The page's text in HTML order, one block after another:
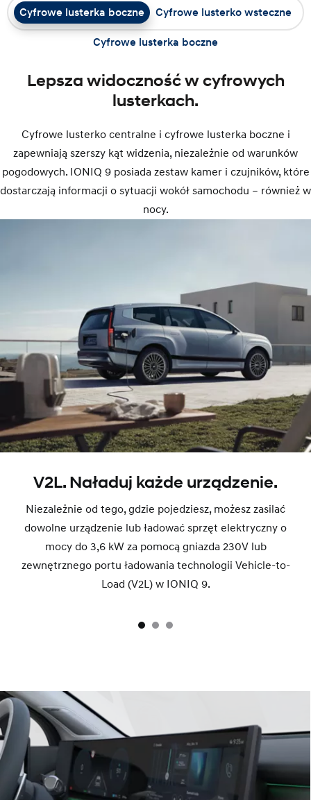
Lepsza widoczność w cyfrowych
lusterkach.
Cyfrowe lusterko centralne i cyfrowe lusterka boczne i
zapewniają szerszy kąt widzenia, niezależnie od warunków
pogodowych. IONIQ 9 posiada zestaw kamer i czujników, które
dostarczają informacji o sytuacji wokół samochodu – również w
nocy.
Cyfrowe lusterka boczne Cyfrowe lusterko wsteczne
Cyfrowe lusterka boczne
V2L. Naładuj każde urządzenie.
Niezależnie od tego, gdzie pojedziesz, możesz zasilać
dowolne urządzenie lub ładować sprzęt elektryczny o
mocy do 3,6 kW za pomocą gniazda 230V lub
zewnętrznego portu ładowania technologii Vehicle-to-
Load (V2L) w IONIQ 9.